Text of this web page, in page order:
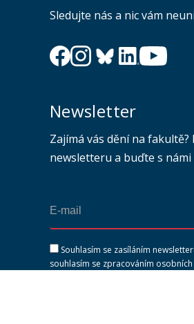
Sledujte nás a nic vám
Newsletter
Zajímá vás dění na
newsletteru a buďte s
Souhlasím se zasíláním
souhlasím se zpracováním